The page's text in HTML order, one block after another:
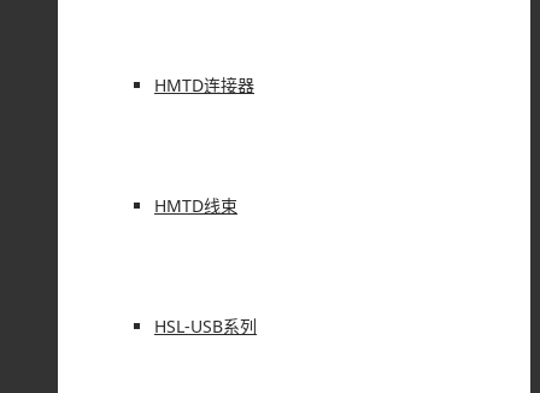
HMTD连接器
HMTD线束
HSL-USB系列